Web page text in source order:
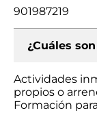
901987219
¿Cuáles
Actividades
propios o
Formación